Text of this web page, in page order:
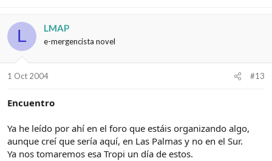
L LMAP
e-mergencista novel
1 Oct 2004 #13
Encuentro
Ya he leído por ahí en el foro que estáis organizando algo,
aunque creí que sería aquí, en Las Palmas y no en el Sur.
Ya nos tomaremos esa Tropi un día de estos.